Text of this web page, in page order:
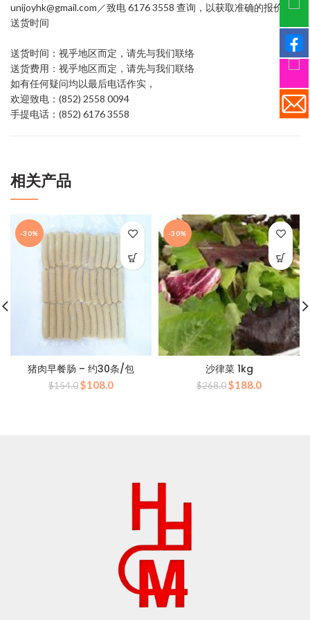
unijoyhk@gmail.com／致电 6176 3558 查询，以获取准确的报价和
送货时间
送货时间：视乎地区而定，请先与我们联络
送货费用：视乎地区而定，请先与我们联络
如有任何疑问均以最后电话作实，
欢迎致电：(852) 2558 0094
手提电话：(852) 6176 3558
相关产品
-30%
猪肉早餐肠 – 约30条/包
$154.0原
$108.0当
-30%
沙律菜 1kg
$268.0原
$188.0当